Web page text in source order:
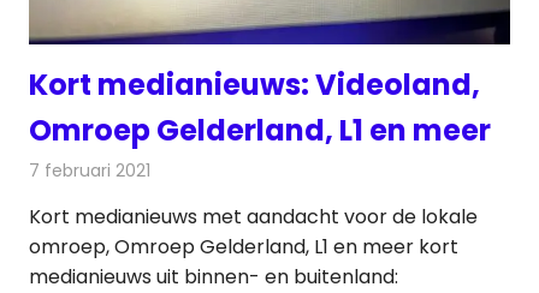
Kort medianieuws: Videoland,
Omroep Gelderland, L1 en meer
7 februari 2021
Kort medianieuws met aandacht voor de lokale
omroep, Omroep Gelderland, L1 en meer kort
medianieuws uit binnen- en buitenland: